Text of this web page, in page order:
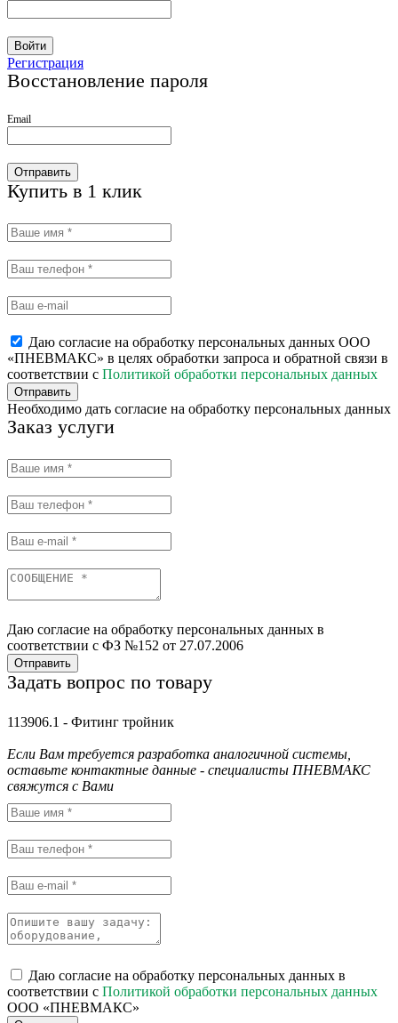
Войти
Регистрация
Восстановление пароля
Email
Отправить
Купить в 1 клик
Даю согласие на обработку персональных данных ООО
«ПНЕВМАКС» в целях обработки запроса и обратной связи в
соответствии с Политикой обработки персональных данных
Отправить
Необходимо дать согласие на обработку персональных данных
Заказ услуги
Даю согласие на обработку персональных данных в
соответствии с ФЗ №152 от 27.07.2006
Отправить
Задать вопрос по товару
113906.1 - Фитинг тройник
Если Вам требуется разработка аналогичной системы,
оставьте контактные данные - специалисты ПНЕВМАКС
свяжутся с Вами
Даю согласие на обработку персональных данных в
соответствии с Политикой обработки персональных данных
ООО «ПНЕВМАКС»